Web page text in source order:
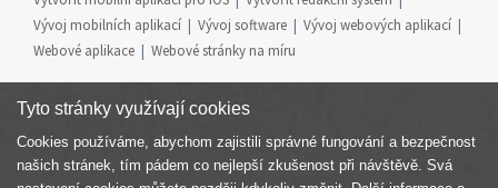
Vývoj mobilních aplikací
Vývoj software
Vývoj webových aplikací
Webové aplikace
Webové stránky na míru
Součást skupiny
Tyto stránky využívají cookies
Cookies používáme, abychom zajistili správné fungování a bezpečnost
našich stránek, tím pádem co nejlepší zkušenost při návštěvě. Svá